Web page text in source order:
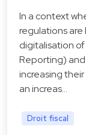
In a context
regulations are
digitalisation
Reporting)
increasing
an increas…
Droit fiscal